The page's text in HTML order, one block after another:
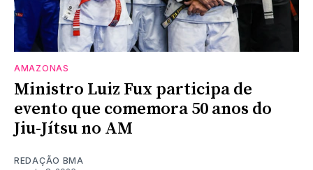
AMAZONAS
Ministro Luiz Fux participa de
evento que comemora 50 anos do
Jiu-Jítsu no AM
REDAÇÃO BMA